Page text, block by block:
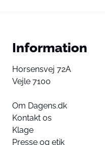
Information
Horsensvej 72A
Vejle 7100
Om Dagens.dk
Kontakt os
Klage
Presse og etik